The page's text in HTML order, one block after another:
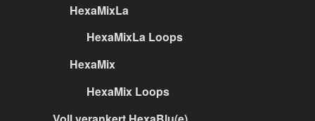
HexaMixLa
HexaMixLa Loops
HexaMix
HexaMix Loops